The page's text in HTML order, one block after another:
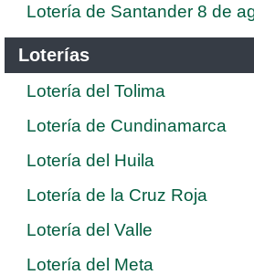
Lotería de Santander 8 de
Loterías
Lotería del Tolima
Lotería de Cundinamarca
Lotería del Huila
Lotería de la Cruz Roja
Lotería del Valle
Lotería del Meta